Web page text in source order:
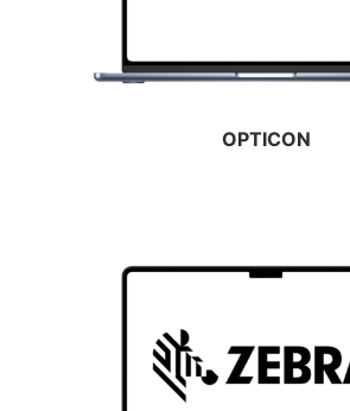
OPTICON